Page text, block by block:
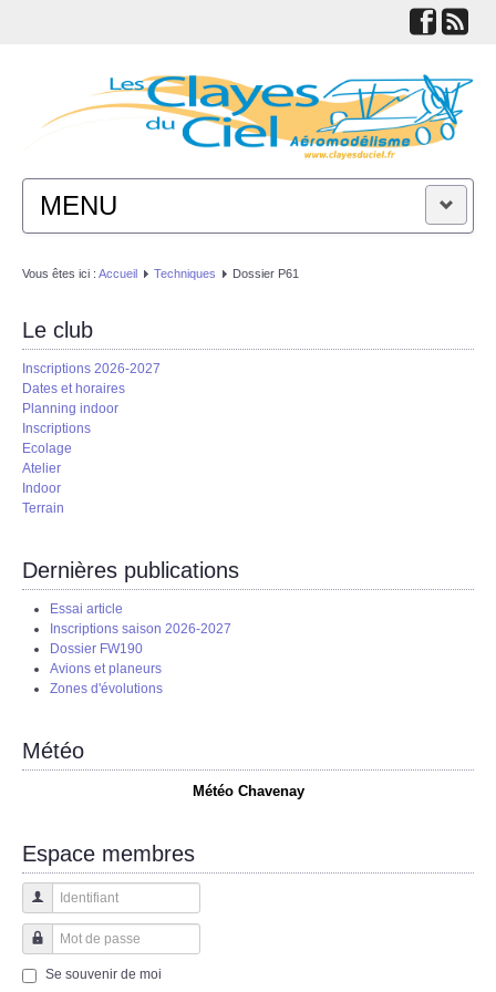
MENU
ACTUALITÉS
LE CLUB
TECHNIQUES
LIENS
Vous êtes ici : Accueil Techniques Dossier P61
Le club
Inscriptions 2026-2027
Dates et horaires
Planning indoor
Inscriptions
Ecolage
Atelier
Indoor
Terrain
Dernières publications
Essai article
Inscriptions saison 2026-2027
Dossier FW190
Avions et planeurs
Zones d'évolutions
Météo
Météo Chavenay
Espace membres
Identifiant
Mot de passe
Se souvenir de moi